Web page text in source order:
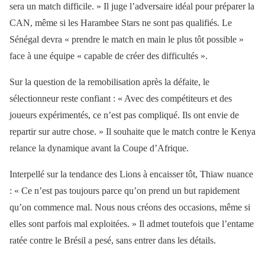
sera un match difficile. » Il juge l’adversaire idéal pour préparer la
CAN, même si les Harambee Stars ne sont pas qualifiés. Le
Sénégal devra « prendre le match en main le plus tôt possible »
face à une équipe « capable de créer des difficultés ».
Sur la question de la remobilisation après la défaite, le
sélectionneur reste confiant : « Avec des compétiteurs et des
joueurs expérimentés, ce n’est pas compliqué. Ils ont envie de
repartir sur autre chose. » Il souhaite que le match contre le Kenya
relance la dynamique avant la Coupe d’Afrique.
Interpellé sur la tendance des Lions à encaisser tôt, Thiaw nuance
: « Ce n’est pas toujours parce qu’on prend un but rapidement
qu’on commence mal. Nous nous créons des occasions, même si
elles sont parfois mal exploitées. » Il admet toutefois que l’entame
ratée contre le Brésil a pesé, sans entrer dans les détails.